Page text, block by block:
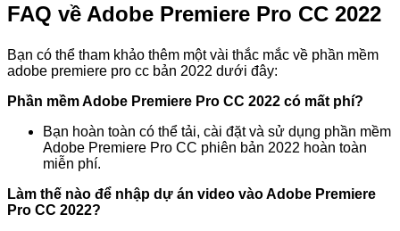
FAQ về Adobe Premiere Pro CC 2022
Bạn có thể tham khảo thêm một vài thắc mắc về phần mềm
adobe premiere pro cc bản 2022 dưới đây:
Phần mềm Adobe Premiere Pro CC 2022 có mất phí?
Bạn hoàn toàn có thể tải, cài đặt và sử dụng phần mềm
Adobe Premiere Pro CC phiên bản 2022 hoàn toàn
miễn phí.
Làm thế nào để nhập dự án video vào Adobe Premiere
Pro CC 2022?